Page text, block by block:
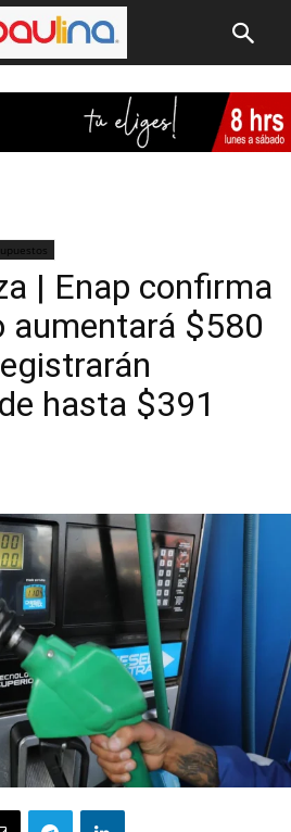
| Enap confirma
aumentará $580
hasta $391